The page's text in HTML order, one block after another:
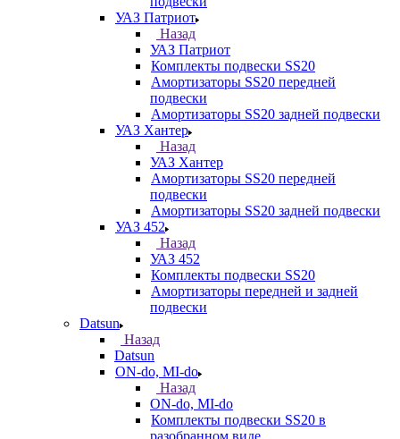
УАЗ Патриот
Назад
УАЗ Патриот
Комплекты подвески SS20
Амортизаторы SS20 передней
подвески
Амортизаторы SS20 задней подвески
УАЗ Хантер
Назад
УАЗ Хантер
Амортизаторы SS20 передней
подвески
Амортизаторы SS20 задней подвески
УАЗ 452
Назад
УАЗ 452
Комплекты подвески SS20
Амортизаторы передней и задней
подвески
Datsun
Назад
Datsun
ON-do, MI-do
Назад
ON-do, MI-do
Комплекты подвески SS20 в
разобранном виде